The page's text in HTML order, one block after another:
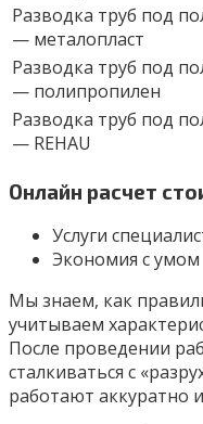
Разводка труб под
— металопласт
Разводка труб под
— полипропилен
Разводка труб под
— REHAU
Онлайн расчет
Услуги
Экономия с умом
Мы знаем, как
учитываем
После проведении
сталкиваться с
работают аккуратно